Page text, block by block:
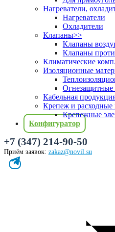
Нагреватели,
Нагреватели
Охладители
Клапаны>>
Клапаны
Клапаны
Климатические
Изоляционные
Огнезащитные
Кабельная
Крепеж и расходные
Крепежные
Конфигуратор
+7 (347) 214-90-50
Приём заявок: zakaz@novil.su